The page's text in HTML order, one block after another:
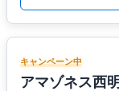
キャンペーン中
アマゾネス西